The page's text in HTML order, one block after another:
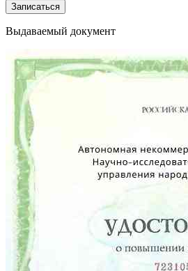
Записаться
Выдаваемый документ